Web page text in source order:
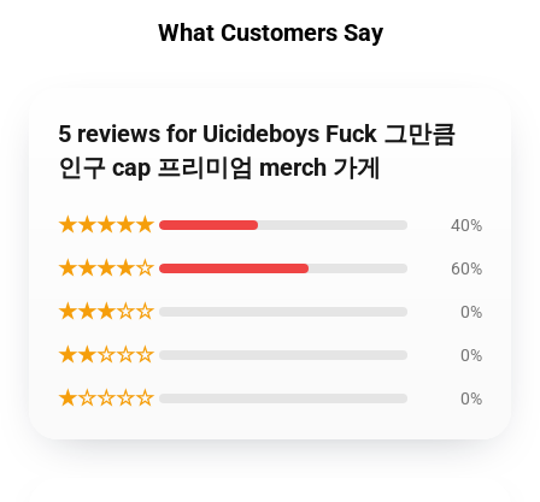
What Customers Say
5 reviews for Uicideboys Fuck 그만큼
인구 cap 프리미엄 merch 가게
★★★★★ 40%
★★★★☆ 60%
★★★☆☆ 0%
★★☆☆☆ 0%
★☆☆☆☆ 0%